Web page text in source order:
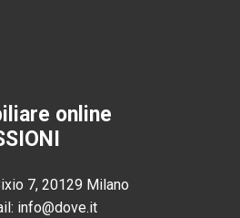
online
7, 20129 Milano
info@dove.it